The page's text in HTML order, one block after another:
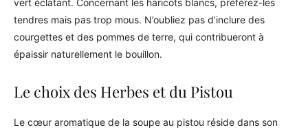
tendres mais pas trop mous. N’oubliez pas d’inclure des
courgettes et des pommes de terre, qui contribueront à
épaissir naturellement le bouillon.
Le choix des Herbes et du Pistou
Le cœur aromatique de la soupe au pistou réside dans son